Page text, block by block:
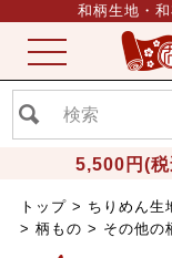
和柄生地・
5,500円(
ME
NU
トップ ちりめん生
柄もの
その他の